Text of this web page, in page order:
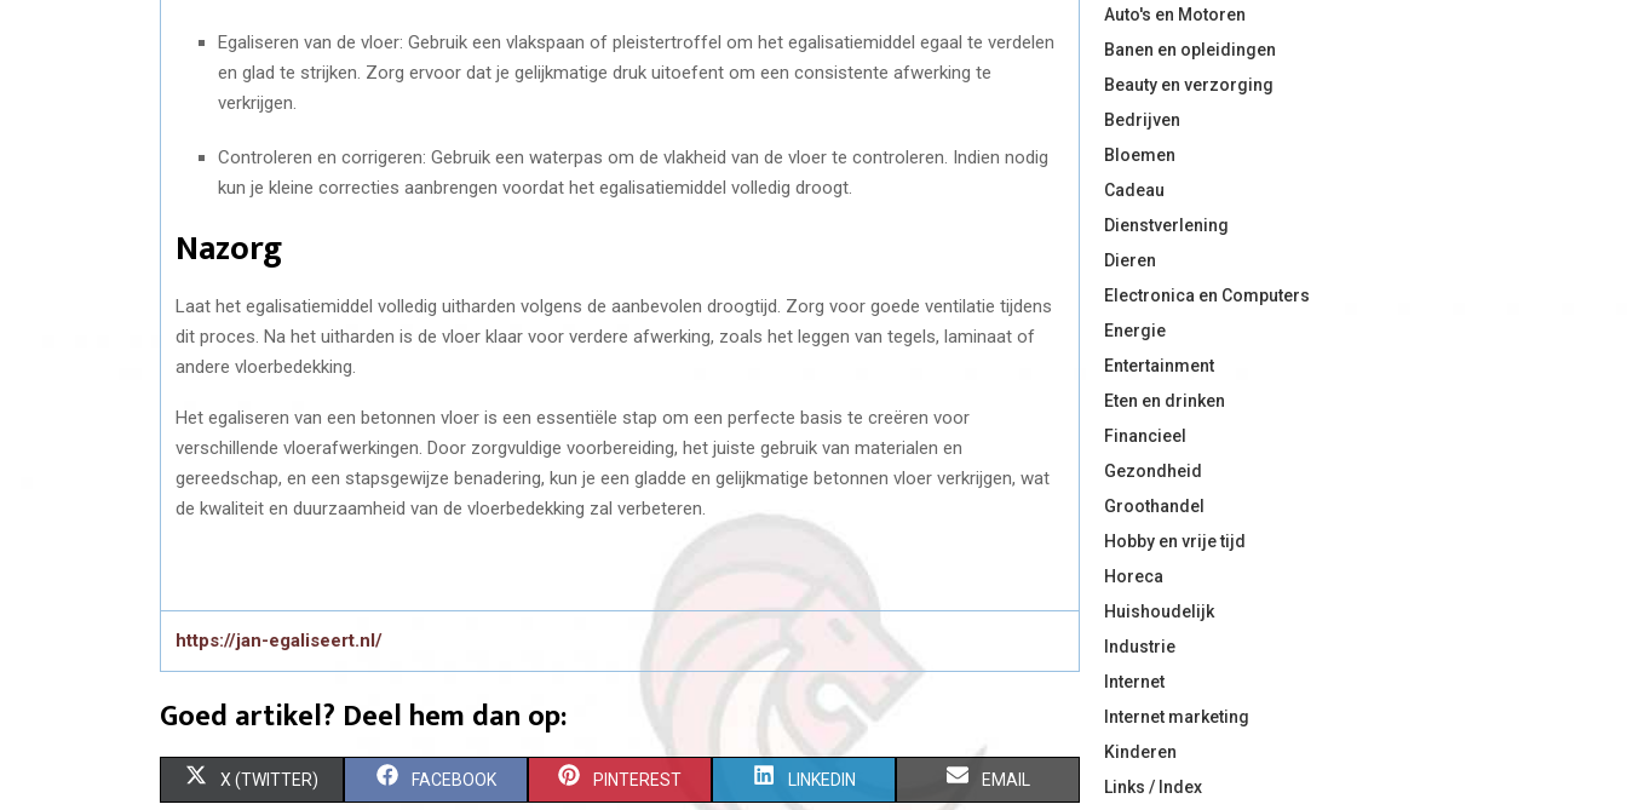
Egaliseren van de vloer: Gebruik een vlakspaan of pleistertroffel om het egalisatiemiddel egaal te verdelen
en glad te strijken. Zorg ervoor dat je gelijkmatige druk uitoefent om een consistente afwerking te
verkrijgen.
Controleren en corrigeren: Gebruik een waterpas om de vlakheid van de vloer te controleren. Indien nodig
kun je kleine correcties aanbrengen voordat het egalisatiemiddel volledig droogt.
Nazorg
Laat het egalisatiemiddel volledig uitharden volgens de aanbevolen droogtijd. Zorg voor goede ventilatie tijdens
dit proces. Na het uitharden is de vloer klaar voor verdere afwerking, zoals het leggen van tegels, laminaat of
andere vloerbedekking.
Het egaliseren van een betonnen vloer is een essentiële stap om een perfecte basis te creëren voor
verschillende vloerafwerkingen. Door zorgvuldige voorbereiding, het juiste gebruik van materialen en
gereedschap, en een stapsgewijze benadering, kun je een gladde en gelijkmatige betonnen vloer verkrijgen, wat
de kwaliteit en duurzaamheid van de vloerbedekking zal verbeteren.
https://jan-egaliseert.nl/
Goed artikel? Deel hem dan op:
S
X (TWITTER) S
FACEBOOK S
PINTEREST S
LINKEDIN S
EMAIL
Auto's en Motoren
Banen en opleidingen
Beauty en verzorging
Bedrijven
Bloemen
Cadeau
Dienstverlening
Dieren
Electronica en Computers
Energie
Entertainment
Eten en drinken
Financieel
Gezondheid
Groothandel
Hobby en vrije tijd
Horeca
Huishoudelijk
Industrie
Internet
Internet marketing
Kinderen
Links / Index